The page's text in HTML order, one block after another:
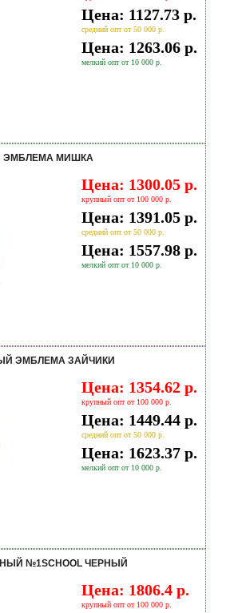
Цена: 1127.73 р.
средний опт от 50 000 р.
Цена: 1263.06 р.
мелкий опт от 10 000 р.
ЭМБЛЕМА МИШКА
Цена: 1300.05 р.
крупный опт от 100 000 р.
Цена: 1391.05 р.
средний опт от 50 000 р.
Цена: 1557.98 р.
мелкий опт от 10 000 р.
ЭМБЛЕМА ЗАЙЧИКИ
Цена: 1354.62 р.
крупный опт от 100 000 р.
Цена: 1449.44 р.
средний опт от 50 000 р.
Цена: 1623.37 р.
мелкий опт от 10 000 р.
№1SCHOOL ЧЕРНЫЙ
Цена: 1806.4 р.
крупный опт от 100 000 р.